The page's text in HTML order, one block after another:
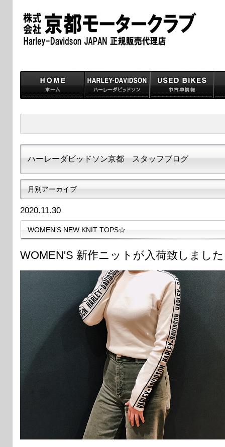
ハーレーダビッドソン京都 スタッフブログ
月別アーカイブ
2020.11.30
WOMEN’S NEW KNIT TOPS☆
WOMEN'S 新作ニットが入荷致しまし